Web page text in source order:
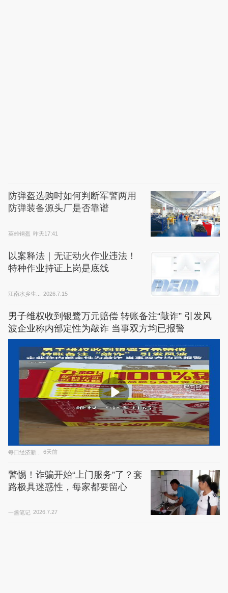
防弹盔选购时如何判断军警两用
防弹装备源头厂是否靠谱
英雄钢盔 昨天17:41
以案释法｜无证动火作业违法！
特种作业持证上岗是底线
江南水乡生... 2026.7.15
男子维权收到银鹭万元赔偿 转账备注“敲诈” 引发风
波企业称内部定性为敲诈 当事双方均已报警
每日经济新... 6天前
警惕！诈骗开始“上门服务”了？套
路极具迷惑性，每家都要留心
一盏笔记 2026.7.27